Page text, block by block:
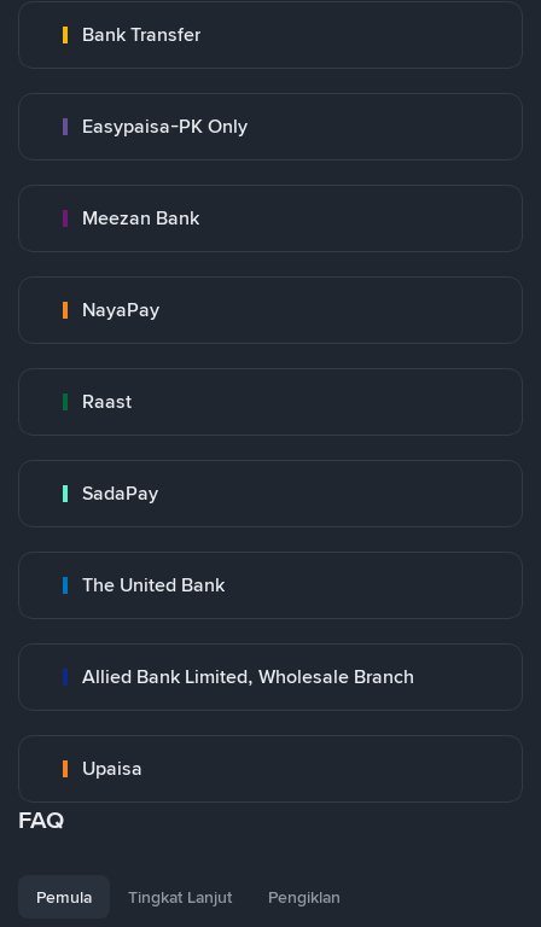
Bank Transfer
Easypaisa-PK Only
Meezan Bank
NayaPay
Raast
SadaPay
The United Bank
Allied Bank Limited, Wholesale Branch
Upaisa
FAQ
Pemula Tingkat Lanjut Pengiklan